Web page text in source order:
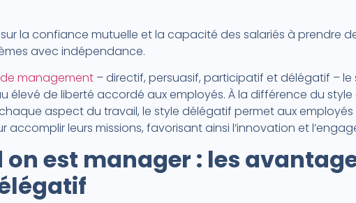
la confiance mutuelle et la capacité des salariés à prendre
avec indépendance.
management – directif, persuasif, participatif et délégatif – le
élevé de liberté accordé aux employés. À la différence du
aspect du travail, le style délégatif permet aux employés
accomplir leurs missions, favorisant ainsi l’innovation et
est manager : les